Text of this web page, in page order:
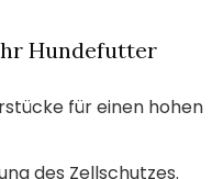
Hundefutter
für einen hohen
des Zellschutzes.